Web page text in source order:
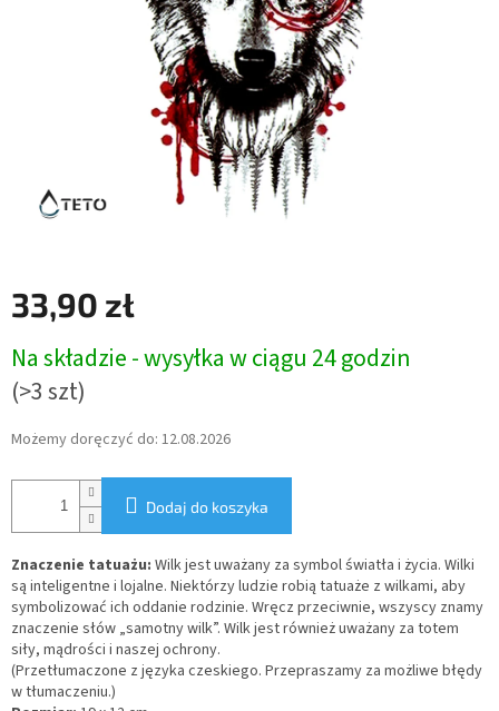
33,90 zł
jednostkowa:
Na składzie - wysyłka w ciągu 24 godzin
(>3 szt)
Możemy doręczyć do: 12.08.2026
Dodaj do koszyka
Znaczenie tatuażu: Wilk jest uważany za symbol światła i życia. Wilki
są inteligentne i lojalne. Niektórzy ludzie robią tatuaże z wilkami, aby
symbolizować ich oddanie rodzinie. Wręcz przeciwnie, wszyscy znamy
znaczenie słów „samotny wilk”. Wilk jest również uważany za totem
siły, mądrości i naszej ochrony.
(Przetłumaczone z języka czeskiego. Przepraszamy za możliwe błędy
w tłumaczeniu.)